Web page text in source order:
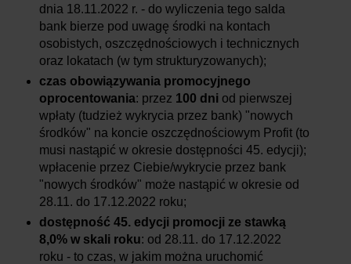
dnia 18.11.2022 r. - do wyliczenia tego salda
bank bierze pod uwagę środki na kontach
osobistych, oszczędnościowych i technicznych
oraz lokatach (w tym strukturyzowanych);
czas obowiązywania promocyjnego
oprocentowania: przez 100 dni od pierwszej
wpłaty (tudzież wykrycia przez bank) "nowych
środków" na koncie oszczędnościowym Profit (to
musi nastąpić w okresie dostępności 45. edycji);
wpłacenie przez Ciebie/wykrycie przez bank
"nowych środków" może nastąpić w okresie od
28.11. do 17.12.2022 roku;
dostępność 45. edycji promocji ze stawką
8,0% w skali roku: od 28.11. do 17.12.2022
roku - to czas, w jakim można uruchomić